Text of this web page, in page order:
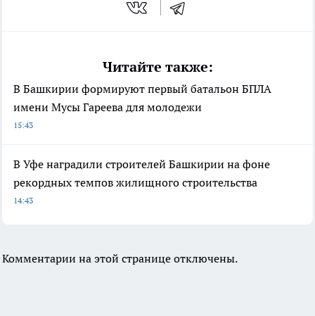
Читайте также:
В Башкирии формируют первый батальон БПЛА
имени Мусы Гареева для молодежи
15:43
В Уфе наградили строителей Башкирии на фоне
рекордных темпов жилищного строительства
14:43
Комментарии на этой странице отключены.